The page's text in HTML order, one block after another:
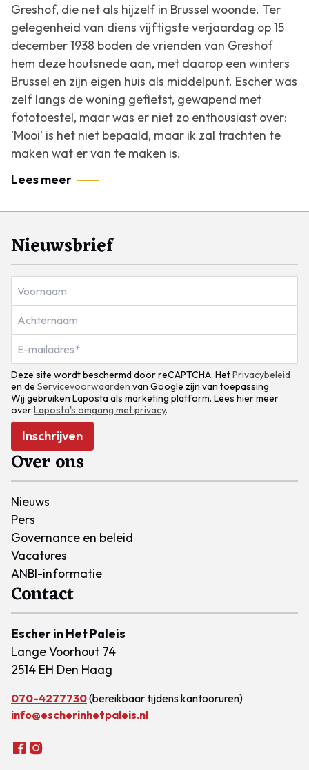
Greshof, die net als hijzelf in Brussel woonde. Ter
gelegenheid van diens vijftigste verjaardag op 15
december 1938 boden de vrienden van Greshof
hem deze houtsnede aan, met daarop een winters
Brussel en zijn eigen huis als middelpunt. Escher was
zelf langs de woning gefietst, gewapend met
fototoestel, maar was er niet zo enthousiast over:
'Mooi' is het niet bepaald, maar ik zal trachten te
maken wat er van te maken is.
Lees meer
Nieuwsbrief
Deze site wordt beschermd door reCAPTCHA. HetPrivacybeleid
en de Servicevoorwaarden van Google zijn van toepassing
Wij gebruiken Laposta als marketing platform. Lees hier meer
overLaposta's omgang met privacy.
Inschrijven
Over ons
Nieuws
Pers
Governance en beleid
Vacatures
ANBI-informatie
Contact
Escher in Het Paleis
Lange Voorhout 74
2514 EH Den Haag
070-4277730(bereikbaar tijdens kantooruren)
info@escherinhetpaleis.nl